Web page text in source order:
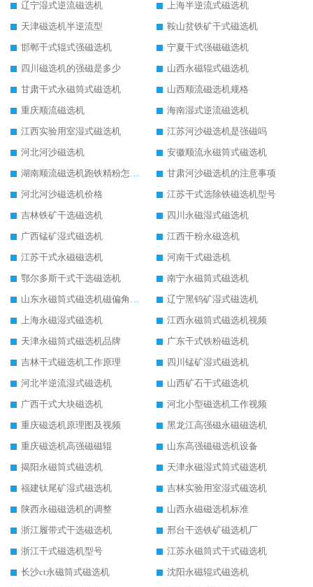
辽宁湿式逆流磁选机
上海半逆流式磁选机
天津磁选机半逆流型
鞍山贫铁矿干式磁选机
邯郸干式辊式强磁选机
宁夏干式强磁磁选机
四川磁选机的强磁是多少
山西永磁辊式磁选机
甘肃干式永磁筒式磁选机
山西顺流磁选机规格
重庆顺流磁选机
海南湿式逆流磁选机
江西实验用室湿式磁选机
江苏河沙磁选机是强磁吗
河北河沙磁选机
安徽顺流永磁筒式磁选机
湖南顺流磁选机跑铁精粉怎么处理
甘肃河沙磁选机的注意事项
河北河沙磁选机价格
江苏干式选除铁磁选机型号
吉林铁矿干选磁选机
四川永磁湿式磁选机
广西锰矿湿式磁选机
江西干粉永磁选机
江苏干式永磁磁选机
河南干式磁选机
鄂尔多斯干式干选磁选机
南宁永磁筒式磁选机
山东永磁筒式磁选机磁偏角怎么调整
辽宁黑钨矿湿式磁选机
上海永磁湿式磁选机
江西永磁筒式磁选机视频
天津永磁筒式磁选机品牌
广东干式铁粉磁选机
吉林干式磁选机工作原理
四川锰矿湿式磁选机
河北半逆流湿式磁选机
山西矿石干式磁选机
广西干式大块磁选机
河北小型磁选机工作视频
重庆磁选机原理图及视频
黑龙江高强磁永磁磁选机
重庆磁选机高强磁磁辊
山东高强磁磁选机设备
揭阳永磁筒式磁选机
天津永磁湿式筒式磁选机
福建钛尾矿湿式磁选机
吉林实验用室湿式磁选机
陕西永磁磁选机的调整
山西永磁磁选机标准
浙江履带式干选磁选机
邢台干选铁矿磁选机厂
浙江干式磁选机型号
江苏永磁筒式干式磁选机
长沙ct永磁筒式磁选机
沈阳永磁辊式磁选机